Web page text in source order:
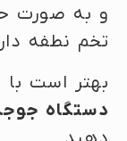
و به صورت
تخم نطفه
بهتر است با
دستگاه